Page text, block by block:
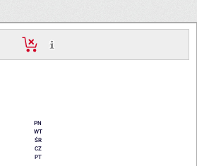
PN
WT
ŚR
CZ
PT